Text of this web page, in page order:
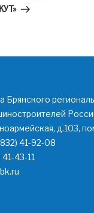
Брянского
д.103,
41-92-08
43-11